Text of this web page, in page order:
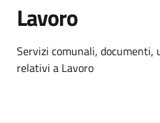
Lavoro
Dettagli
Servizi comunali, documenti,
relativi a Lavoro